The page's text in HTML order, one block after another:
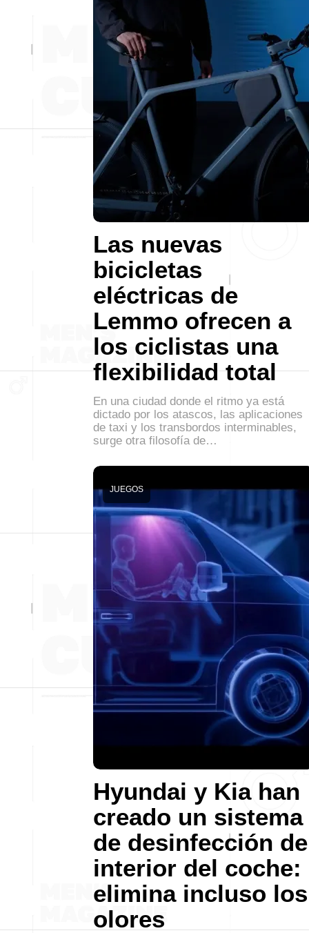
Las nuevas
bicicletas
eléctricas de
Lemmo ofrecen a
los ciclistas una
flexibilidad total
En una ciudad donde el ritmo ya está
dictado por los atascos, las aplicaciones
de taxi y los transbordos interminables,
surge otra filosofía de…
Hyundai y Kia han
creado un sistema
de desinfección
interior del coche:
elimina incluso los
olores
JUEGOS